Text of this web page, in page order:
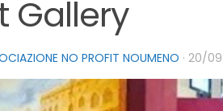
Gallery
NO PROFIT NOUMENO · 20/